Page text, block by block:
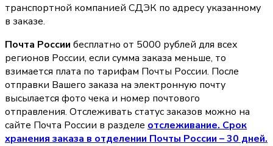
транспортной компанией СДЭК по адресу указанному
в заказе.
Почта России бесплатно от 5000 рублей для всех
регионов России, если сумма заказа меньше, то
взимается плата по тарифам Почты России. После
отправки Вашего заказа на электронную почту
высылается фото чека и номер почтового
отправления. Отслеживать статус заказов можно на
сайте Почта России в разделе oтслеживание. Срок
хранения заказа в отделении Почты России – 30 дней.